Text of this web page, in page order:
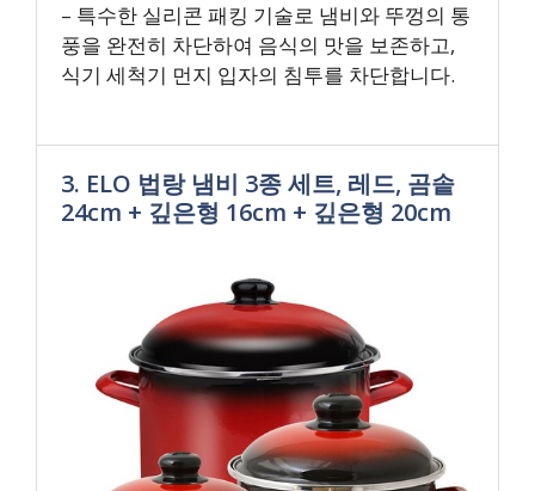
– 특수한 실리콘 패킹 기술로 냄비와 뚜껑의 통
풍을 완전히 차단하여 음식의 맛을 보존하고,
식기 세척기 먼지 입자의 침투를 차단합니다.
3. ELO 법랑 냄비 3종 세트, 레드, 곰솥
24cm + 깊은형 16cm + 깊은형 20cm